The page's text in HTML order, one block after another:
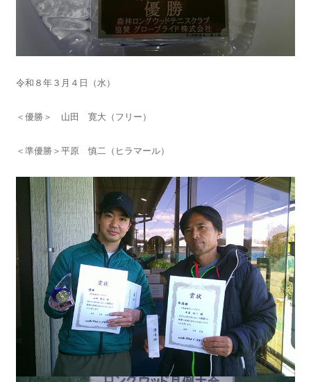
令和８年３月４日（水）
＜優勝＞ 山田 寛大（フリー）
＜準優勝＞平原 慎二（ヒラマール）